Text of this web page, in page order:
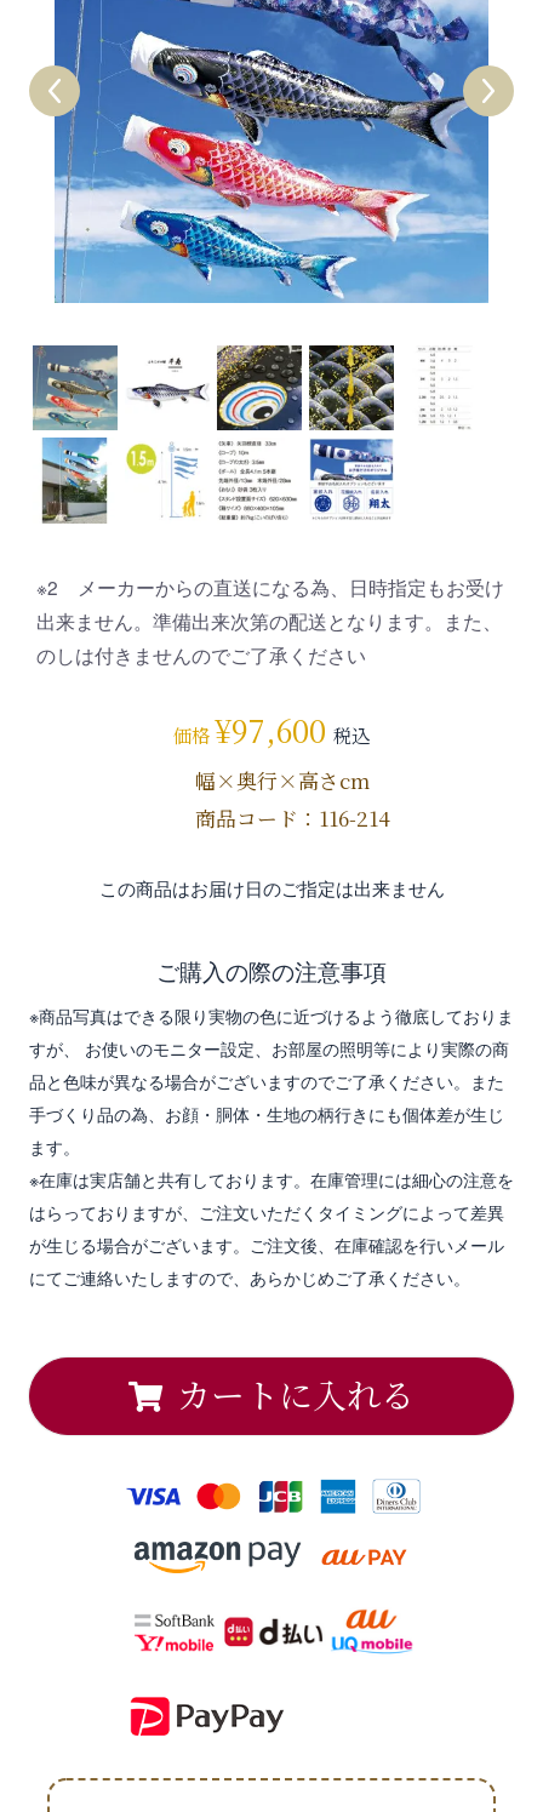
※2 メーカーからの直送になる為、日時指定もお受け
出来ません。準備出来次第の配送となります。また、
のしは付きませんのでご了承ください
価格¥97,600 税込
幅×奥行×高さcm
商品コード：116-214
この商品はお届け日のご指定は出来ません
ご購入の際の注意事項
※商品写真はできる限り実物の色に近づけるよう徹底しておりま
すが、 お使いのモニター設定、お部屋の照明等により実際の商
品と色味が異なる場合がございますのでご了承ください。また
手づくり品の為、お顔・胴体・生地の柄行きにも個体差が生じ
ます。
※在庫は実店舗と共有しております。在庫管理には細心の注意を
はらっておりますが、ご注文いただくタイミングによって差異
が生じる場合がございます。ご注文後、在庫確認を行いメール
にてご連絡いたしますので、あらかじめご了承ください。
カートに入れる